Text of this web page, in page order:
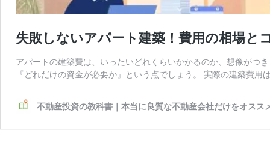
失敗しないアパート建築！費用の相場と
アパートの建築費は、いったいどれくらいかかるのか、想像がつ
『どれだけの資金が必要か』という点でしょう。 実際の建築費
不動産投資の教科書｜本当に良質な不動産会社だけをオスス